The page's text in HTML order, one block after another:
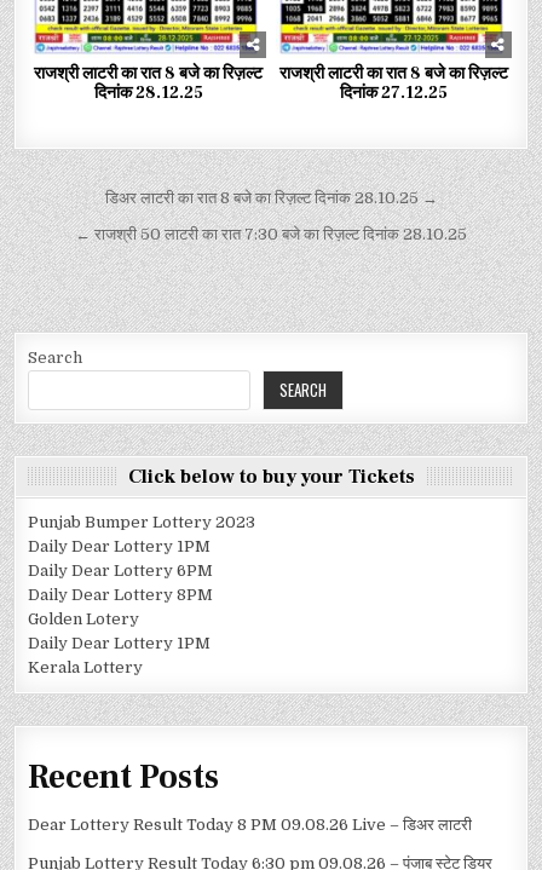
राजश्री लाटरी का रात 8 बजे का रिज़ल्ट
दिनांक 28.12.25
राजश्री लाटरी का रात 8 बजे का रिज़ल्ट
दिनांक 27.12.25
डिअर लाटरी का रात 8 बजे का रिज़ल्ट दिनांक 28.10.25 →
← राजश्री 50 लाटरी का रात 7:30 बजे का रिज़ल्ट दिनांक 28.10.25
Search
SEARCH
Click below to buy your Tickets
Punjab Bumper Lottery 2023
Daily Dear Lottery 1PM
Daily Dear Lottery 6PM
Daily Dear Lottery 8PM
Golden Lotery
Daily Dear Lottery 1PM
Kerala Lottery
Recent Posts
Dear Lottery Result Today 8 PM 09.08.26 Live – डिअर लाटरी
Punjab Lottery Result Today 6:30 pm 09.08.26 – पंजाब स्टेट डियर